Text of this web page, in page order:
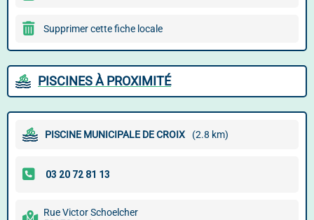
Supprimer cette fiche locale
PISCINES À PROXIMITÉ
PISCINE MUNICIPALE DE CROIX (2.8 km)
Rue Victor Schoelcher